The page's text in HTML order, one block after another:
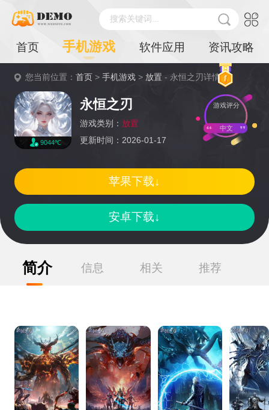
搜索关键词...
首页 手机游戏 软件应用 资讯攻略
您当前位置：首页 >手机游戏 > 放置 - 永恒之刃详情
9044℃
永恒之刃
游戏类别： 放置
更新时间：2026-01-17
游戏评分
中文
安卓下载↓
苹果下载↓
简介 信息 相关 推荐